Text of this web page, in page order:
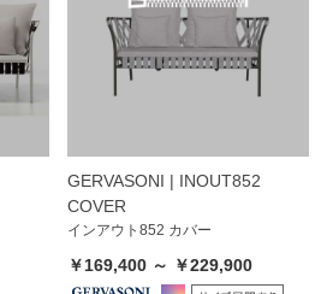
GERVASONI | INOUT852
COVER
インアウト852 カバー
￥169,400 ～ ￥229,900